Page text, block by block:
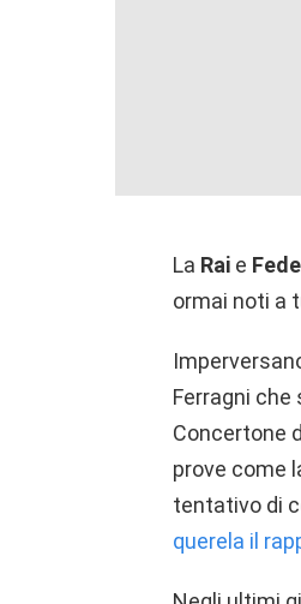
La Rai e
ormai noti a
Ferragni che
Concertone
prove come
tentativo di
querela il